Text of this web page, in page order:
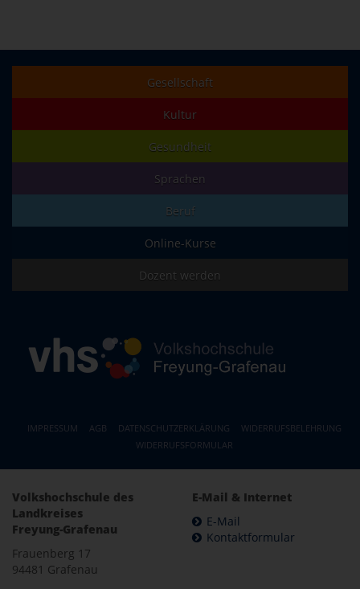
Gesellschaft
Kultur
Gesundheit
Sprachen
Beruf
Online-Kurse
Dozent werden
IMPRESSUM AGB DATENSCHUTZERKLÄRUNG
WIDERRUFSBELEHRUNG
WIDERRUFSFORMULAR
Volkshochschule des
Landkreises
Freyung-Grafenau
Frauenberg 17
94481 Grafenau
E-Mail & Internet
E-Mail
Kontaktformular